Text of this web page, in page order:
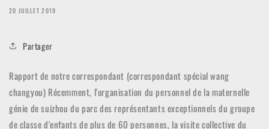
20 JUILLET 2019
Partager
Rapport de notre correspondant (correspondant spécial wang
changyou) Récemment, l'organisation du personnel de la maternelle
génie de suizhou du parc des représentants exceptionnels du groupe
de classe d'enfants de plus de 60 personnes, la visite collective du